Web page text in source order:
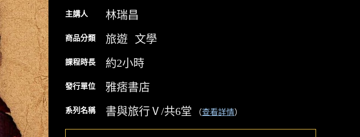
主講人 林瑞昌
商品分類 旅遊 文學
課程時長 約2小時
發行單位 雅痞書店
系列名稱 書與旅行Ⅴ/共6堂 （查看詳情）